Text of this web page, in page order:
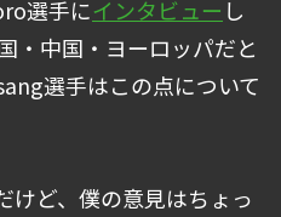
選手にインタビュー し
・中国・ヨーロッパだと
選手はこの点について
けど、僕の意見はちょっ